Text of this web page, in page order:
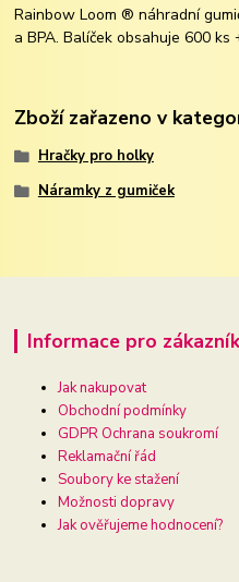
Rainbow Loom ® náhradní
a BPA. Balíček obsahuje 600 ks
Zboží zařazeno v
Hračky pro holky
Náramky z gumiček
Informace pro
Jak nakupovat
Obchodní podmínky
GDPR Ochrana soukromí
Reklamační řád
Soubory ke stažení
Možnosti dopravy
Jak ověřujeme hodnocení?